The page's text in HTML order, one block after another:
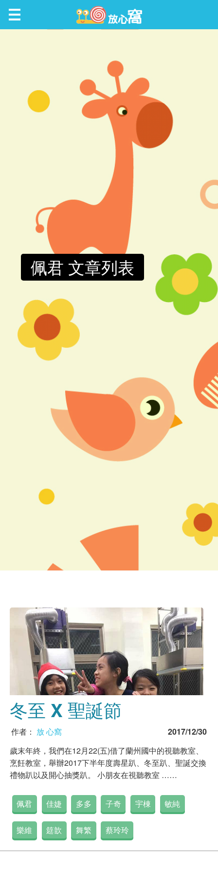
佩君 文章列表
冬至 X 聖誕節
作者： 放 心窩
2017/12/30
歲末年終，我們在12月22(五)借了蘭州國中的視聽教室、
烹飪教室，舉辦2017下半年度壽星趴、冬至趴、聖誕交換
禮物趴以及開心抽獎趴。 小朋友在視聽教室 ……
佩君 佳婕 多多 子奇 宇棟 敏純
樂維 筵歆 舞繁 蔡玲玲